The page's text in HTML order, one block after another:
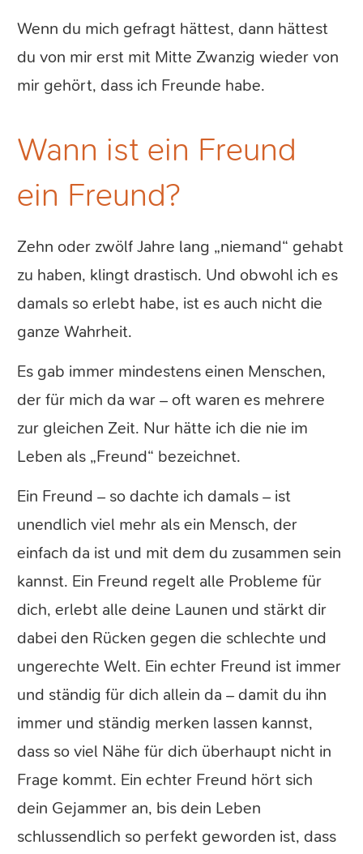
Wenn du mich gefragt hättest, dann hättest
du von mir erst mit Mitte Zwanzig wieder von
mir gehört, dass ich Freunde habe.
Wann ist ein Freund
ein Freund?
Zehn oder zwölf Jahre lang „niemand“ gehabt
zu haben, klingt drastisch. Und obwohl ich es
damals so erlebt habe, ist es auch nicht die
ganze Wahrheit.
Es gab immer mindestens einen Menschen,
der für mich da war – oft waren es mehrere
zur gleichen Zeit. Nur hätte ich die nie im
Leben als „Freund“ bezeichnet.
Ein Freund – so dachte ich damals – ist
unendlich viel mehr als ein Mensch, der
einfach da ist und mit dem du zusammen sein
kannst. Ein Freund regelt alle Probleme für
dich, erlebt alle deine Launen und stärkt dir
dabei den Rücken gegen die schlechte und
ungerechte Welt. Ein echter Freund ist immer
und ständig für dich allein da – damit du ihn
immer und ständig merken lassen kannst,
dass so viel Nähe für dich überhaupt nicht in
Frage kommt. Ein echter Freund hört sich
dein Gejammer an, bis dein Leben
schlussendlich so perfekt geworden ist, dass